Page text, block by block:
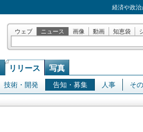
経済や政
ウェブ ニュース 画像 動画 知恵袋
リリース 写真
技術・開発 告知・募集 人事 そ